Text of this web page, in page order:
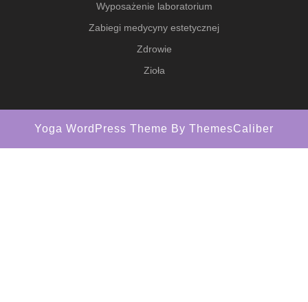
Wyposażenie laboratorium
Zabiegi medycyny estetycznej
Zdrowie
Zioła
Yoga WordPress Theme By ThemesCaliber